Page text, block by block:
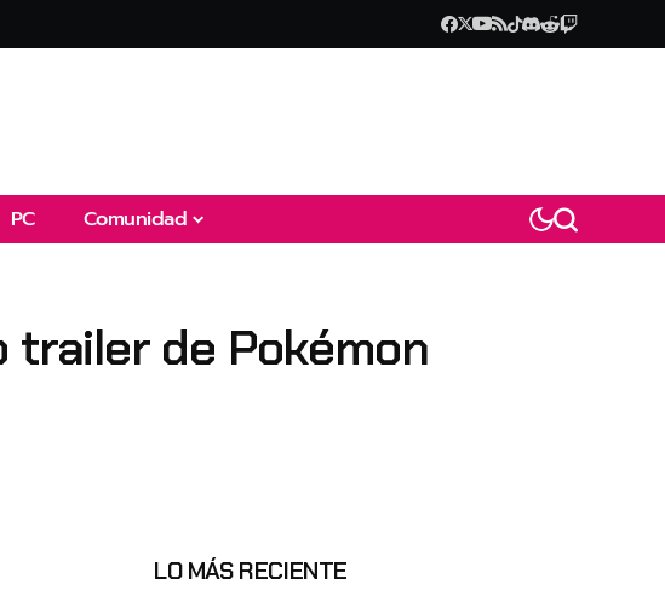
PC Comunidad
trailer de Pokémon
LO MÁS RECIENTE